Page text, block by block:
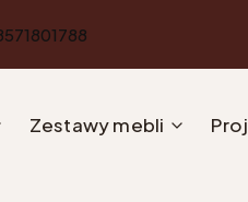
Zestawy mebli